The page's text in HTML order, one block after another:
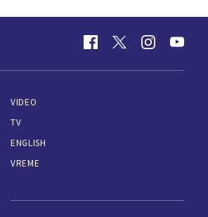
VIDEO
TV
ENGLISH
VREME